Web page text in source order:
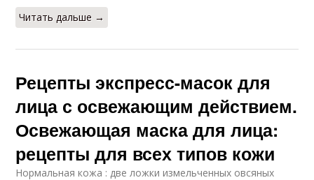
Читать дальше →
Рецепты экспресс-масок для
лица с освежающим действием.
Освежающая маска для лица:
рецепты для всех типов кожи
Нормальная кожа : две ложки измельченных овсяных